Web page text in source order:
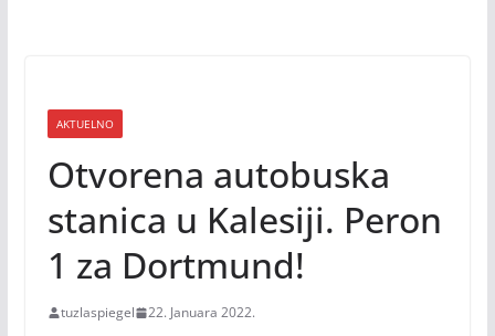
AKTUELNO
Otvorena autobuska
stanica u Kalesiji. Peron
1 za Dortmund!
tuzlaspiegel 22. Januara 2022.